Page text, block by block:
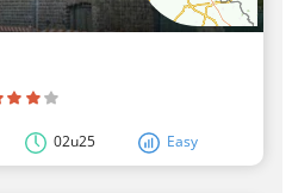
02u25 Easy